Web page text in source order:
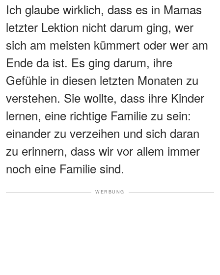
Ich glaube wirklich, dass es in Mamas
letzter Lektion nicht darum ging, wer
sich am meisten kümmert oder wer am
Ende da ist. Es ging darum, ihre
Gefühle in diesen letzten Monaten zu
verstehen. Sie wollte, dass ihre Kinder
lernen, eine richtige Familie zu sein:
einander zu verzeihen und sich daran
zu erinnern, dass wir vor allem immer
noch eine Familie sind.
WERBUNG